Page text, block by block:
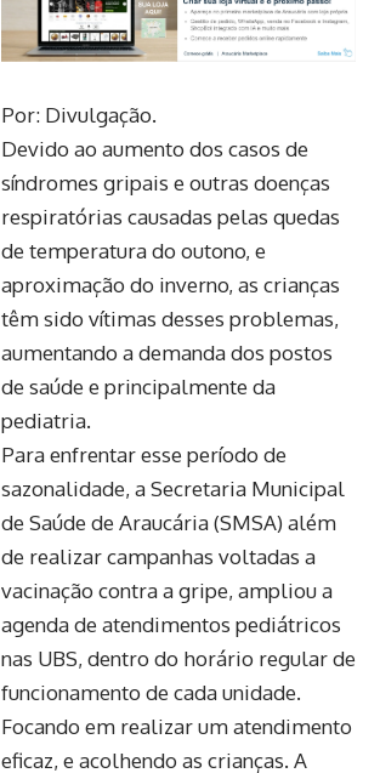
Por: Divulgação.
Devido ao aumento dos casos de
síndromes gripais e outras doenças
respiratórias causadas pelas quedas
de temperatura do outono, e
aproximação do inverno, as crianças
têm sido vítimas desses problemas,
aumentando a demanda dos postos
de saúde e principalmente da
pediatria.
Para enfrentar esse período de
sazonalidade, a Secretaria Municipal
de Saúde de Araucária (SMSA) além
de realizar campanhas voltadas a
vacinação contra a gripe, ampliou a
agenda de atendimentos pediátricos
nas UBS, dentro do horário regular de
funcionamento de cada unidade.
Focando em realizar um atendimento
eficaz, e acolhendo as crianças. A